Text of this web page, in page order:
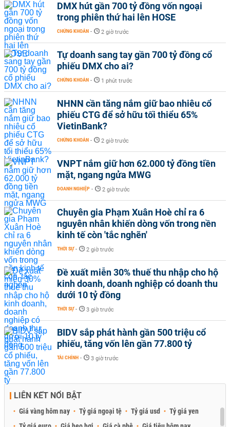
DMX hút gần 700 tỷ đồng vốn ngoại
trong phiên thứ hai lên HOSE
CHỨNG KHOÁN - 2 giờ trước
Tự doanh sang tay gần 700 tỷ đồng cổ
phiếu DMX cho ai?
CHỨNG KHOÁN - 1 phút trước
NHNN cần tăng nắm giữ bao nhiêu cổ
phiếu CTG để sở hữu tối thiểu 65%
VietinBank?
CHỨNG KHOÁN - 2 giờ trước
VNPT nắm giữ hơn 62.000 tỷ đồng tiền
mặt, ngang ngửa MWG
DOANH NGHIỆP - 2 giờ trước
Chuyên gia Phạm Xuân Hoè chỉ ra 6
nguyên nhân khiến dòng vốn trong nền
kinh tế còn 'tắc nghẽn'
THỜI SỰ - 2 giờ trước
Đề xuất miễn 30% thuế thu nhập cho hộ
kinh doanh, doanh nghiệp có doanh thu
dưới 10 tỷ đồng
THỜI SỰ - 3 giờ trước
BIDV sắp phát hành gần 500 triệu cổ
phiếu, tăng vốn lên gần 77.800 tỷ
TÀI CHÍNH - 3 giờ trước
LIÊN KẾT NỔI BẬT
Giá vàng hôm nay Tỷ giá ngoại tệ Tỷ giá usd
Tỷ giá yen